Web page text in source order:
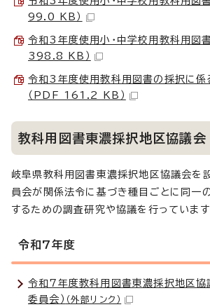
99.0 KB）
令和3年度使用小・中学校用教科用図
398.8 KB）
令和3年度使用教科用図書の採択に係
（PDF 161.2 KB）
教科用図書東濃採択地区協議会
岐阜県教科用図書東濃採択地区協議会を
員会が関係法令に基づき種目ごとに同一
するための調査研究や協議を行っています
令和7年度
令和7年度教科用図書東濃採択地区協
委員会） （外部リンク）